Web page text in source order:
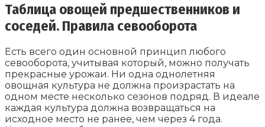
Таблица овощей предшественников и
соседей. Правила севооборота
Есть всего один основной принцип любого
севооборота, учитывая который, можно получать
прекрасные урожаи. Ни одна однолетняя
овощная культура не должна произрастать на
одном месте несколько сезонов подряд. В идеале
каждая культура должна возвращаться на
исходное место не ранее, чем через 4 года.